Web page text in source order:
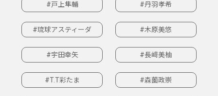
#戸上隼輔 #丹羽孝希
#琉球アスティーダ #木原美悠
#宇田幸矢 #長﨑美柚
#T.T彩たま #森薗政崇